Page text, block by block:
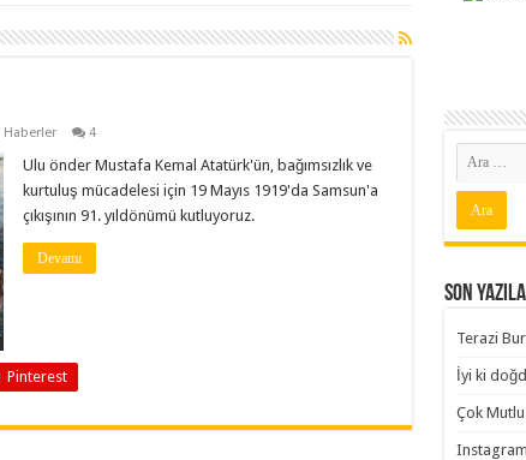
Haberler 4
Ulu önder Mustafa Kemal Atatürk'ün, bağımsızlık ve
kurtuluş mücadelesi için 19 Mayıs 1919'da Samsun'a
çıkışının 91. yıldönümü kutluyoruz.
Devamı
Pinterest
Son
Terazi
İyi ki
Çok